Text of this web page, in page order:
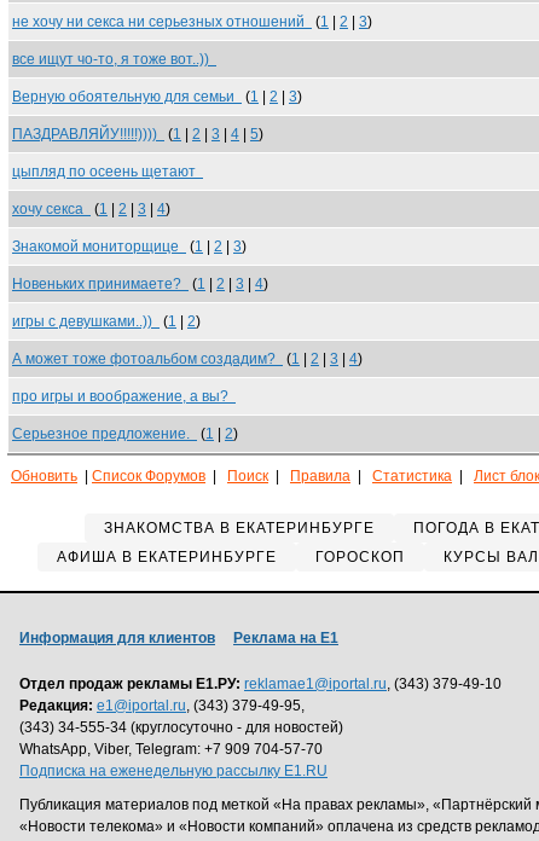
не хочу ни секса ни серьезных отношений (1 2 3)
все ищут чо-то, я тоже вот..))
Верную обоятельную для семьи (1 2 3)
ПАЗДРАВЛЯЙУ!!!!!)))) (1 2 3 4 5)
цыпляд по осеень щетают
хочу секса (1 2 3 4)
Знакомой мониторщице (1 2 3)
Новеньких принимаете? (1 2 3 4)
игры с девушками..)) (1 2)
А может тоже фотоальбом создадим? (1 2 3 4)
про игры и воображение, а вы?
Серьезное предложение. (1 2)
Обновить Список Форумов Поиск Правила Статистика Лист
ЗНАКОМСТВА В ЕКАТЕРИНБУРГЕ ПОГОДА В
АФИША В ЕКАТЕРИНБУРГЕ
ГОРОСКОП КУРСЫ
Информация для клиентов Реклама на Е1
Отдел продаж рекламы Е1.РУ: reklamae1@iportal.ru, (343) 379-49-10
Редакция: e1@iportal.ru, (343) 379-49-95,
(343) 34-555-34 (круглосуточно - для новостей)
WhatsApp, Viber, Telegram: +7 909 704-57-70
Подписка на еженедельную рассылку E1.RU
Публикация материалов под меткой «На правах рекламы», «Партнёрский
«Новости телекома» и «Новости компаний» оплачена из средств